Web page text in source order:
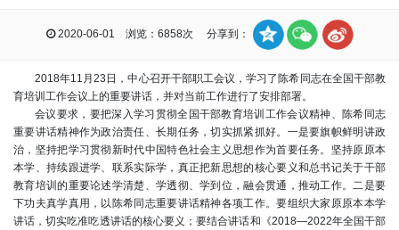
2020-06-01 浏览：6858次 分享到：
2018年11月23日，中心召开干部职工会议，学习了陈希同志在全国干部教
育培训工作会议上的重要讲话，并对当前工作进行了安排部署。
会议要求，要把深入学习贯彻全国干部教育培训工作会议精神、陈希同志
重要讲话精神作为政治责任、长期任务，切实抓紧抓好。一是要旗帜鲜明讲政
治，坚持把学习贯彻新时代中国特色社会主义思想作为首要任务。坚持原原本
本学、持续跟进学、联系实际学，真正把新思想的核心要义和总书记关于干部
教育培训的重要论述学清楚、学透彻、学到位，融会贯通，推动工作。二是要
下功夫真学真用，以陈希同志重要讲话精神各项工作。要组织大家原原本本学
讲话，切实吃准吃透讲话的核心要义；要结合讲话和《2018—2022年全国干部